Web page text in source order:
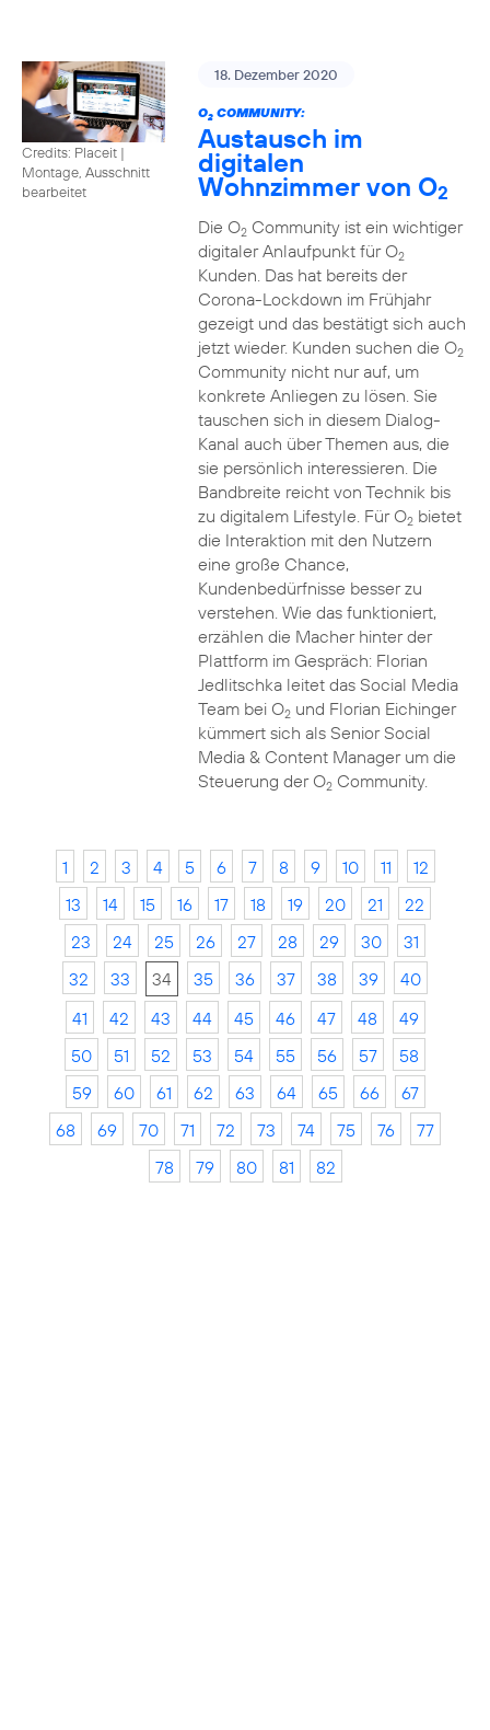
Credits: Placeit |
Montage, Ausschnitt
bearbeitet
18. Dezember 2020
O2COMMUNITY:
Austausch im
digitalen
Wohnzimmer von O2
Die O2Community ist ein wichtiger
digitaler Anlaufpunkt für O2
Kunden. Das hat bereits der
Corona-Lockdown im Frühjahr
gezeigt und das bestätigt sich auch
jetzt wieder. Kunden suchen die O2
Community nicht nur auf, um
konkrete Anliegen zu lösen. Sie
tauschen sich in diesem Dialog-
Kanal auch über Themen aus, die
sie persönlich interessieren. Die
Bandbreite reicht von Technik bis
zu digitalem Lifestyle. Für O2bietet
die Interaktion mit den Nutzern
eine große Chance,
Kundenbedürfnisse besser zu
verstehen. Wie das funktioniert,
erzählen die Macher hinter der
Plattform im Gespräch: Florian
Jedlitschka leitet das Social Media
Team bei O2und Florian Eichinger
kümmert sich als Senior Social
Media & Content Manager um die
Steuerung der O2Community.
1 2 3 4 5 6 7 8 9 10 11
12
13
14 15 16 17 18 19 20 21
22
23
24 25 26 27 28 29 30
31
32
33 34 35 36 37 38 39
40
41
42 43 44 45 46 47 48
49
50
51 52 53 54 55 56 57
58
59
60 61 62 63 64 65 66
67
68
69 70 71 72 73 74 75 76
77
78
79 80 81 82